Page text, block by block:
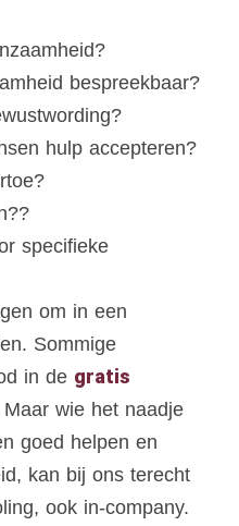
bespreekbaar?
hulp accepteren?
specifieke
om in een
Sommige
in de gratis
Maar wie het naadje
goed helpen en
kan bij ons terecht
ook in-company.